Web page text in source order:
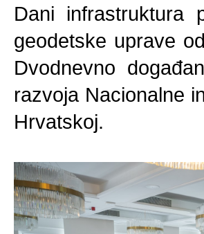
Dani infrastruktura
geodetske uprave
Dvodnevno
razvoja Nacionalne
Hrvatskoj.